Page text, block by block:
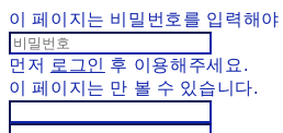
이 페이지는 비밀번호를 입력해
먼저 로그인 후 이용해주세요.
이 페이지는 만 볼 수 있습니다.